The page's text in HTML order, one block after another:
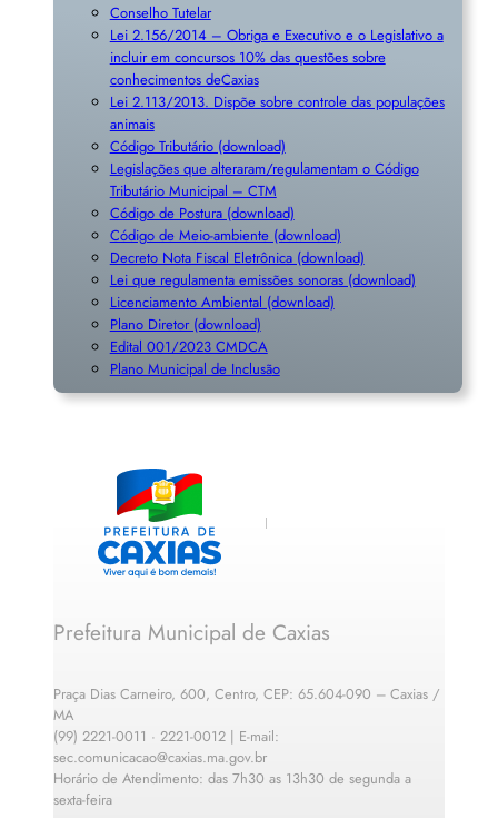
Conselho Tutelar
Lei 2.156/2014 – Obriga e Executivo e o Legislativo a
incluir em concursos 10% das questões sobre
conhecimentos deCaxias
Lei 2.113/2013. Dispõe sobre controle das populações
animais
Código Tributário (download)
Legislações que alteraram/regulamentam o Código
Tributário Municipal – CTM
Código de Postura (download)
Código de Meio-ambiente (download)
Decreto Nota Fiscal Eletrônica (download)
Lei que regulamenta emissões sonoras (download)
Licenciamento Ambiental (download)
Plano Diretor (download)
Edital 001/2023 CMDCA
Plano Municipal de Inclusão
Prefeitura Municipal de Caxias
Praça Dias Carneiro, 600, Centro, CEP: 65.604-090 – Caxias /
MA
(99) 2221-0011 · 2221-0012 | E-mail:
sec.comunicacao@caxias.ma.gov.br
Horário de Atendimento: das 7h30 as 13h30 de segunda a
sexta-feira